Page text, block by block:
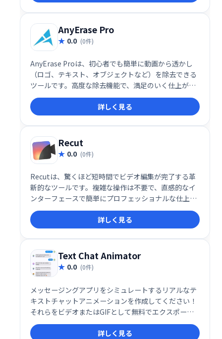
AnyErase Pro
0.0 (0件)
AnyErase Proは、初心者でも簡単に動画から透かし
（ロゴ、テキスト、オブジェクトなど）を除去できる
ツールです。高度な除去機能で、満足のいく仕上がり
を実現。さらに、テキストやブランドを動画に合わせ
てカスタマイズすることで、ブランド認知度向上にも
貢献します。動画編集の効率化とクオリティ向上をサ
ポートします。
詳しく見る
Recut
0.0 (0件)
Recutは、驚くほど短時間でビデオ編集が完了する革
新的なツールです。複雑な操作は不要で、直感的なイ
ンターフェースで簡単にプロフェッショナルな仕上が
りに。時間を大幅に節約し、効率的なビデオ制作を実
現します。
詳しく見る
Text Chat Animator
0.0 (0件)
メッセージングアプリをシミュレートするリアルなテ
キストチャットアニメーションを作成してください！
それらをビデオまたはGIFとして無料でエクスポート
して、ストーリー、コマーシャル、ミームを作成しま
す。
詳しく見る